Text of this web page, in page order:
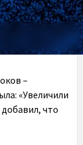
–
«Увеличили
что